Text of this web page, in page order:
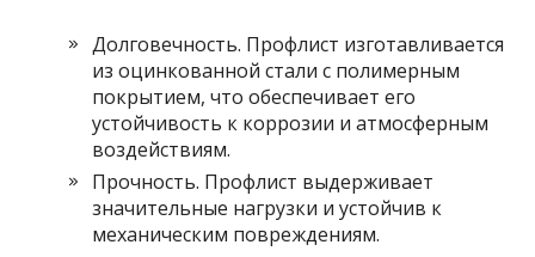
Долговечность. Профлист изготавливается
из оцинкованной стали с полимерным
покрытием, что обеспечивает его
устойчивость к коррозии и атмосферным
воздействиям.
Прочность. Профлист выдерживает
значительные нагрузки и устойчив к
механическим повреждениям.